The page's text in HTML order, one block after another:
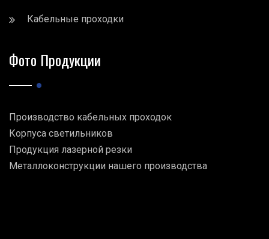
Кабельные проходки
Фото Продукции
Производство кабельных проходок
Корпуса светильников
Продукция лазерной резки
Металлоконструкции нашего производства